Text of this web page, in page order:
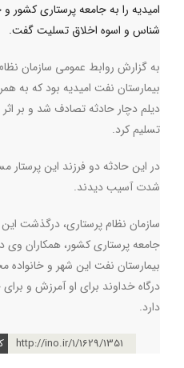
امیدیه را به جامعه پرستاری کشور
شناس و اسوه اخلاق تسلیت گفت.
به گزارش روابط عمومی سازمان نظام
بیمارستان نفت امیدیه بود که به
دیلم دچار حادثه تصادف شد و بر
تسلیم کرد.
در این حادثه دو فرزند این پرستار
شدت آسیب دیدند.
سازمان نظام پرستاری، درگذشت این
جامعه پرستاری کشور، همکاران
بیمارستان نفت این شهر و
درگاه خداوند برای او آمرزش و
دارد.
http://ino.ir/1/1629/1351